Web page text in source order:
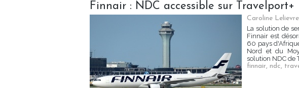
Finnair : NDC accessible sur Travelport+
Caroline Lelievre
La solution de
Finnair est
60 pays
Nord et du
solution NDC de
finnair, ndc,